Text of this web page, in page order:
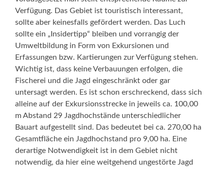
Verfügung. Das Gebiet ist touristisch interessant,
sollte aber keinesfalls gefördert werden. Das Luch
sollte ein „Insidertipp“ bleiben und vorrangig der
Umweltbildung in Form von Exkursionen und
Erfassungen bzw. Kartierungen zur Verfügung stehen.
Wichtig ist, dass keine Verbauungen erfolgen, die
Fischerei und die Jagd eingeschränkt oder gar
untersagt werden. Es ist schon erschreckend, dass sich
alleine auf der Exkursionsstrecke in jeweils ca. 100,00
m Abstand 29 Jagdhochstände unterschiedlicher
Bauart aufgestellt sind. Das bedeutet bei ca. 270,00 ha
Gesamtfläche ein Jagdhochstand pro 9,00 ha. Eine
derartige Notwendigkeit ist in dem Gebiet nicht
notwendig, da hier eine weitgehend ungestörte Jagd